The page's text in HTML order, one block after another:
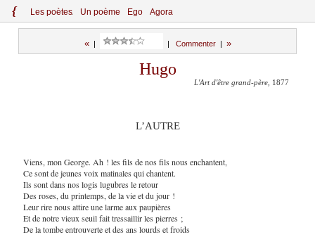
{ Les poètes Un poème Ego Agora
«| Commenter| »
Hugo
L'Art d'être grand-père , 1877
L’AUTRE
Viens, mon George. Ah ! les fils de nos fils nous enchantent,
Ce sont de jeunes voix matinales qui chantent.
Ils sont dans nos logis lugubres le retour
Des roses, du printemps, de la vie et du jour !
Leur rire nous attire une larme aux paupières
Et de notre vieux seuil fait tressaillir les pierres ;
De la tombe entrouverte et des ans lourds et froids